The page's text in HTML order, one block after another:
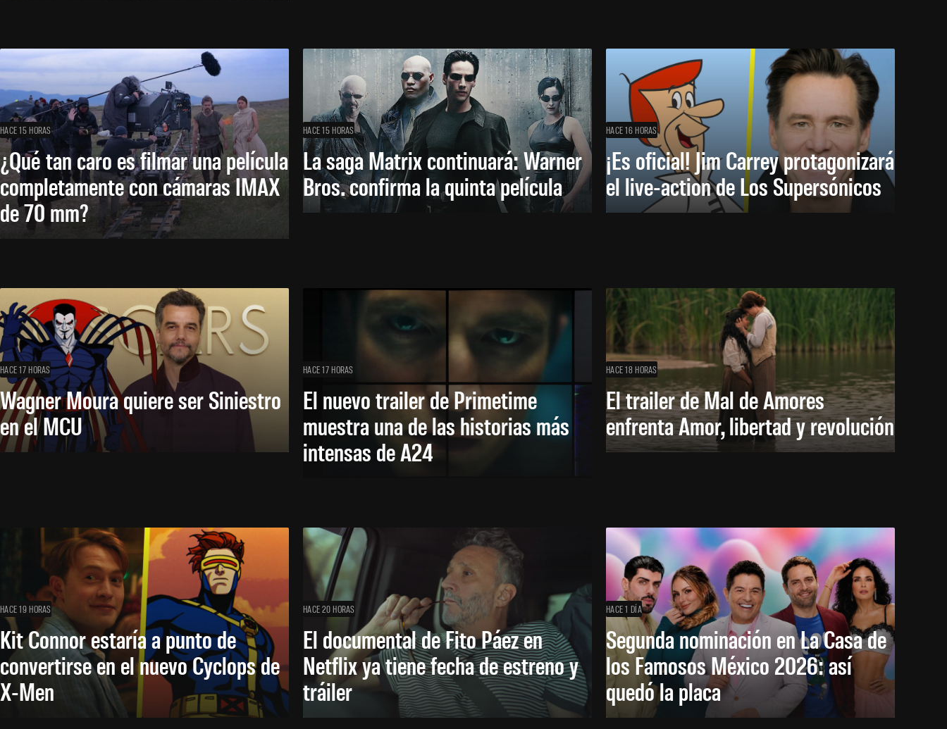
HACE 15 HORAS
¿Qué tan caro es filmar una película
completamente con cámaras IMAX
de 70 mm?
HACE 15 HORAS
La saga Matrix continuará: Warner
Bros. confirma la quinta película
HACE 16 HORAS
¡Es oficial! Jim Carrey protagonizará
el live-action de Los Supersónicos
HACE 17 HORAS
Wagner Moura quiere ser Siniestro
en el MCU
HACE 17 HORAS
El nuevo trailer de Primetime
muestra una de las historias más
intensas de A24
HACE 18 HORAS
El trailer de Mal de Amores
enfrenta Amor, libertad y revolución
HACE 19 HORAS
Kit Connor estaría a punto de
convertirse en el nuevo Cyclops de
X-Men
HACE 20 HORAS
El documental de Fito Páez en
Netflix ya tiene fecha de estreno y
tráiler
HACE 1 DÍA
Segunda nominación en La Casa de
los Famosos México 2026: así
quedó la placa